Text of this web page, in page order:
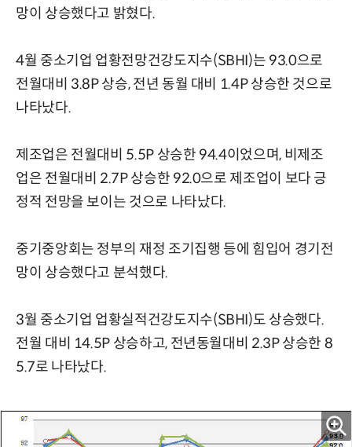
망이 상승했다고 밝혔다.
4월 중소기업 업황전망건강도지수(SBHI)는 93.0으로
전월대비 3.8P 상승, 전년 동월 대비 1.4P 상승한 것으로
나타났다.
제조업은 전월대비 5.5P 상승한 94.4이었으며, 비제조
업은 전월대비 2.7P 상승한 92.0으로 제조업이 보다 긍
정적 전망을 보이는 것으로 나타났다.
중기중앙회는 정부의 재정 조기집행 등에 힘입어 경기전
망이 상승했다고 분석했다.
3월 중소기업 업황실적건강도지수(SBHI)도 상승했다.
전월 대비 14.5P 상승하고, 전년동월대비 2.3P 상승한 8
5.7로 나타났다.